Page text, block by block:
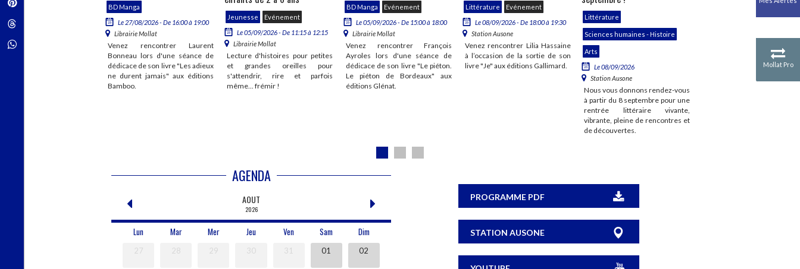
Mollat Pro
19/09/2026 - De 10:30 à 12:00
BD Manga
Le 27/08/2026 - De 16:00 à 19:00
Librairie Mollat
Venez rencontrer Laurent
Bonneau lors d'une séance de
dédicace de son livre "Les adieux
ne durent jamais" aux éditions
Bamboo.
Jeunesse
Evénement
Le 05/09/2026 - De 11:15 à 12:15
Librairie Mollat
Lecture d'histoires pour petites
et grandes oreilles pour
s'attendrir, rire et parfois
même... frémir !
BD Manga
Evénement
Le 05/09/2026 - De 15:00 à 18:00
Librairie Mollat
Venez rencontrer François
Ayroles lors d'une séance de
dédicace de son livre "Le piéton.
Le piéton de Bordeaux" aux
éditions Glénat.
Littérature
Evénement
Le 08/09/2026 - De 18:00 à 19:30
Station Ausone
Venez rencontrer Lilia Hassaine
à l’occasion de la sortie de son
livre "Je" aux éditions Gallimard.
Littérature
Sciences humaines - Histoire
Arts
Le 08/09/2026
Station Ausone
Nous vous donnons rendez-vous
à partir du 8 septembre pour une
rentrée littéraire vivante,
vibrante, pleine de rencontres et
de découvertes.
l’occasion de la sortie de son
"Darya & Dounya" aux
AGENDA
AOUT
2026
Lun Mar Mer Jeu Ven Sam Dim
27 28 29 30 31 01 02
PROGRAMME PDF
STATION AUSONE